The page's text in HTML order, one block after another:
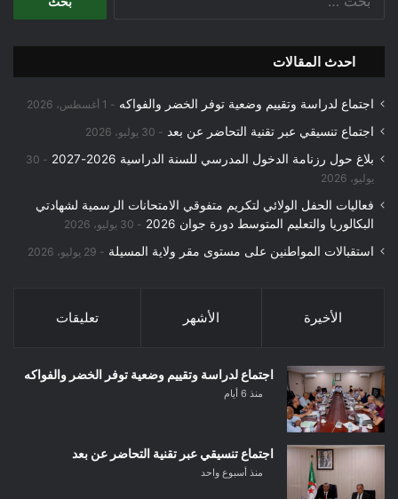
احدث المقالات
اجتماع لدراسة وتقييم وضعية توفر الخضر والفواكه 1 أغسطس، 2026
اجتماع تنسيقي عبر تقنية التحاضر عن بعد 30 يوليو، 2026
بلاغ حول رزنامة الدخول المدرسي للسنة الدراسية 2026-2027
30
يوليو، 2026
فعاليات الحفل الولائي لتكريم متفوقي الامتحانات الرسمية لشهادتي
البكالوريا والتعليم المتوسط دورة جوان 2026
30 يوليو، 2026
استقبالات المواطنين على مستوى مقر ولاية المسيلة 29 يوليو، 2026
الأخيرة الأشهر تعليقات
اجتماع لدراسة وتقييم وضعية توفر الخضر والفواكه
منذ 6 أيام
اجتماع تنسيقي عبر تقنية التحاضر عن بعد
منذ أسبوع واحد